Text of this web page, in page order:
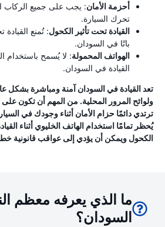
أحزمة الأمان: يجب على جميع الركاب
تحرك السيارة.
القيادة تحت تأثير الكحول: تُمنع القيادة
باتًا في السودان.
الهواتف المحمولة: لا يُسمح باستخدام
القيادة في السودان.
تعد القيادة في السودان آمنة ومباشرة بشكل
ولوائح المرور المحلية. من المهم أن تكون
ترتدي دائمًا حزام الأمان أثناء وجودك في
يُحظر تمامًا استخدام الهاتف الخليوي أثناء
الكحول ويمكن أن يؤدي إلى عواقب قانونية
ما الذي يعرفه معظم
السودان؟